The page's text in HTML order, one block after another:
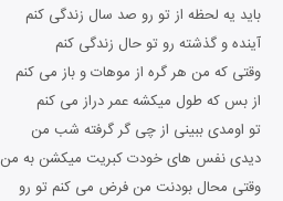
باید یه لحظه از تو رو صد سال زندگی کنم
آینده و گذشته رو تو حال زندگی کنم
وقتی که من هر گره از موهات و باز می کنم
از بس که طول میکشه عمر دراز می کنم
تو اومدی ببینی از چی گر گرفته شب من
دیدی نفس های خودت کبریت میکشن به من
وقتی محال بودنت من فرض می کنم تو رو